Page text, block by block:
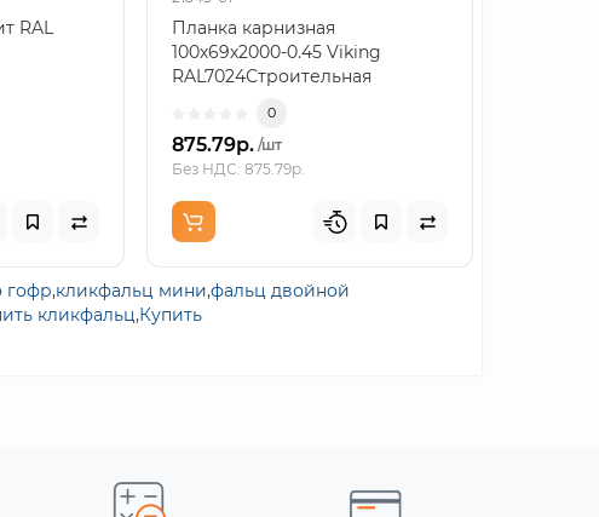
RAL
Планка карнизная
100х69х2000-0.45 Viking
RAL7024Строительная
0
875.79р. /шт
Без НДС: 875.79р.
гофр,кликфальц мини,фальц двойной
кликфальц,Купить